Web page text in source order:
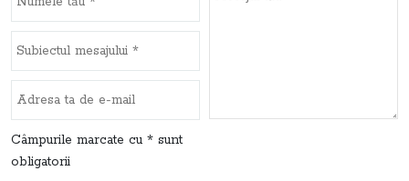
Câmpurile marcate cu * sunt
obligatorii